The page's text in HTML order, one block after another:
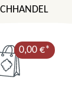
0,00 €*